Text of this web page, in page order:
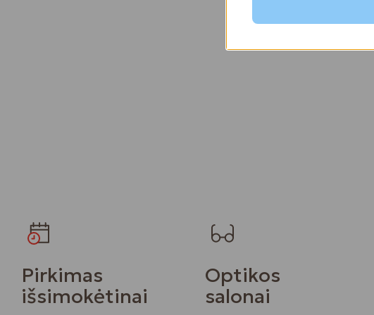
Pirkimas
išsimokėtinai
Optikos
salonai